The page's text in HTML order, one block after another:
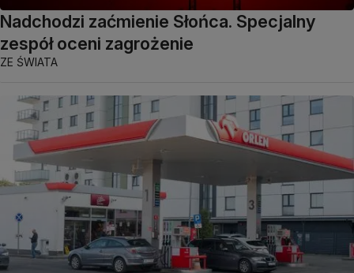
Nadchodzi zaćmienie Słońca. Specjalny
zespół oceni zagrożenie
ZE ŚWIATA